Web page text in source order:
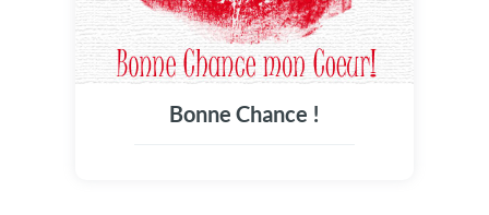
Bonne Chance !